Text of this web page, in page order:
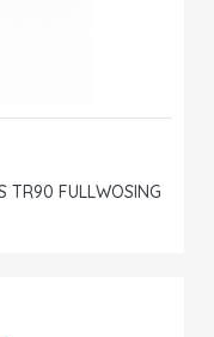
TR90 FULLWOSING